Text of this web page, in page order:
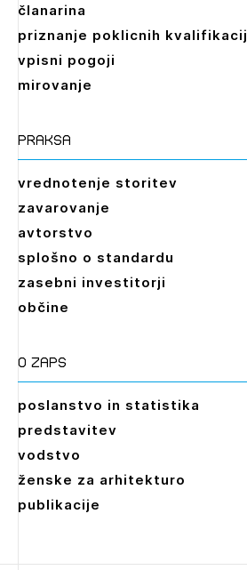
članarina
priznanje poklicnih kvalifikacij
vpisni pogoji
mirovanje
praksa
vrednotenje storitev
zavarovanje
avtorstvo
splošno o standardu
zasebni investitorji
občine
O zaps
poslanstvo in statistika
predstavitev
vodstvo
ženske za arhitekturo
publikacije